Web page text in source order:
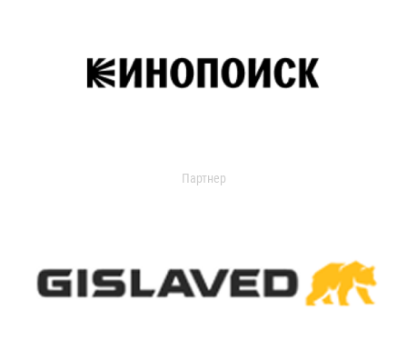
Партнер